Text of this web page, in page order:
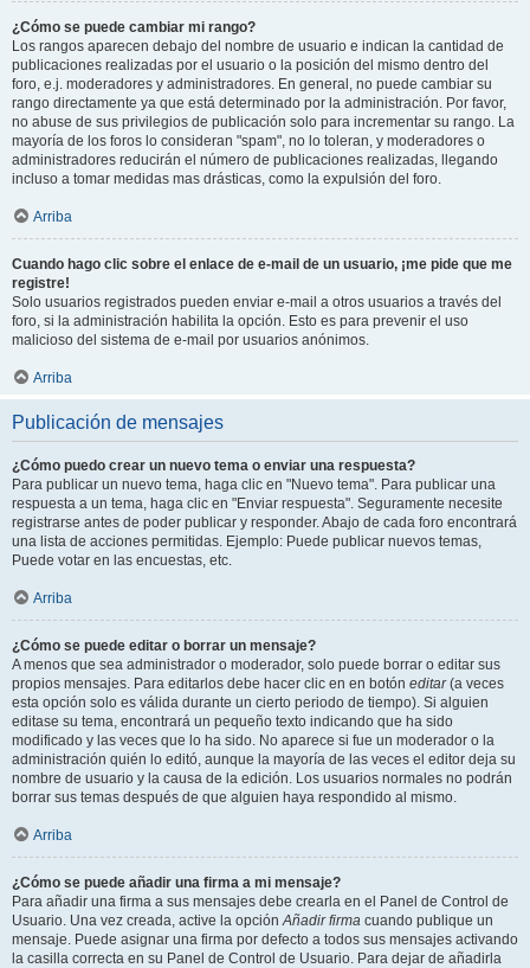
¿Cómo se puede cambiar mi rango?
Los rangos aparecen debajo del nombre de usuario e indican la cantidad de
publicaciones realizadas por el usuario o la posición del mismo dentro del
foro, e.j. moderadores y administradores. En general, no puede cambiar su
rango directamente ya que está determinado por la administración. Por favor,
no abuse de sus privilegios de publicación solo para incrementar su rango. La
mayoría de los foros lo consideran "spam", no lo toleran, y moderadores o
administradores reducirán el número de publicaciones realizadas, llegando
incluso a tomar medidas mas drásticas, como la expulsión del foro.
Arriba
Cuando hago clic sobre el enlace de e-mail de un usuario, ¡me pide que me
registre!
Solo usuarios registrados pueden enviar e-mail a otros usuarios a través del
foro, si la administración habilita la opción. Esto es para prevenir el uso
malicioso del sistema de e-mail por usuarios anónimos.
Arriba
Publicación de mensajes
¿Cómo puedo crear un nuevo tema o enviar una respuesta?
Para publicar un nuevo tema, haga clic en "Nuevo tema". Para publicar una
respuesta a un tema, haga clic en "Enviar respuesta". Seguramente necesite
registrarse antes de poder publicar y responder. Abajo de cada foro encontrará
una lista de acciones permitidas. Ejemplo: Puede publicar nuevos temas,
Puede votar en las encuestas, etc.
Arriba
¿Cómo se puede editar o borrar un mensaje?
A menos que sea administrador o moderador, solo puede borrar o editar sus
propios mensajes. Para editarlos debe hacer clic en en botón editar(a veces
esta opción solo es válida durante un cierto periodo de tiempo). Si alguien
editase su tema, encontrará un pequeño texto indicando que ha sido
modificado y las veces que lo ha sido. No aparece si fue un moderador o la
administración quién lo editó, aunque la mayoría de las veces el editor deja su
nombre de usuario y la causa de la edición. Los usuarios normales no podrán
borrar sus temas después de que alguien haya respondido al mismo.
Arriba
¿Cómo se puede añadir una firma a mi mensaje?
Para añadir una firma a sus mensajes debe crearla en el Panel de Control de
Usuario. Una vez creada, active la opciónAñadir firma cuando publique un
mensaje. Puede asignar una firma por defecto a todos sus mensajes activando
la casilla correcta en su Panel de Control de Usuario. Para dejar de añadirla